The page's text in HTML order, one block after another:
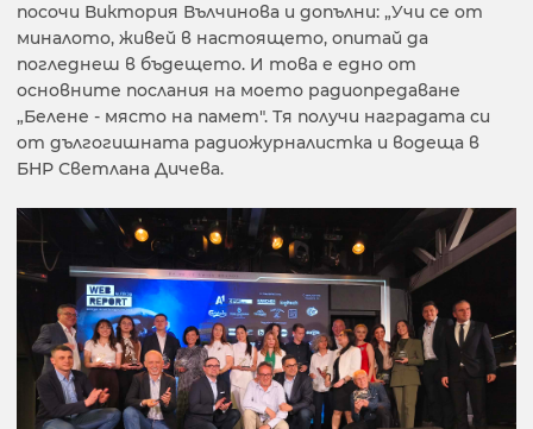
посочи Виктория Вълчинова и допълни: „Учи се от
миналото, живей в настоящето, опитай да
погледнеш в бъдещето. И това е едно от
основните послания на моето радиопредаване
„Белене - място на памет". Тя получи наградата си
oт дългогишната радиожурналистка и водеща в
БНР Светлана Дичева.